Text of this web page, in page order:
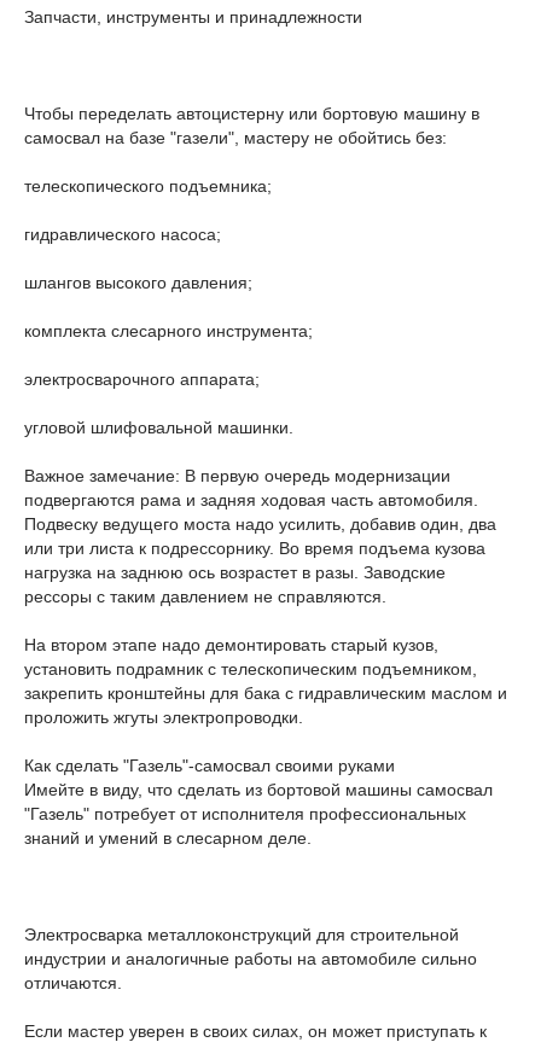
Запчасти, инструменты и принадлежности
Чтобы переделать автоцистерну или бортовую машину в
самосвал на базе "газели", мастеру не обойтись без:
телескопического подъемника;
гидравлического насоса;
шлангов высокого давления;
комплекта слесарного инструмента;
электросварочного аппарата;
угловой шлифовальной машинки.
Важное замечание: В первую очередь модернизации
подвергаются рама и задняя ходовая часть автомобиля.
Подвеску ведущего моста надо усилить, добавив один, два
или три листа к подрессорнику. Во время подъема кузова
нагрузка на заднюю ось возрастет в разы. Заводские
рессоры с таким давлением не справляются.
На втором этапе надо демонтировать старый кузов,
установить подрамник с телескопическим подъемником,
закрепить кронштейны для бака с гидравлическим маслом и
проложить жгуты электропроводки.
Как сделать "Газель"-самосвал своими руками
Имейте в виду, что сделать из бортовой машины самосвал
"Газель" потребует от исполнителя профессиональных
знаний и умений в слесарном деле.
Электросварка металлоконструкций для строительной
индустрии и аналогичные работы на автомобиле сильно
отличаются.
Если мастер уверен в своих силах, он может приступать к